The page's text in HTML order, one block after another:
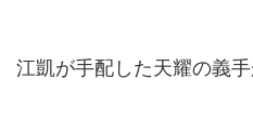
江凱が手配した天耀の義手